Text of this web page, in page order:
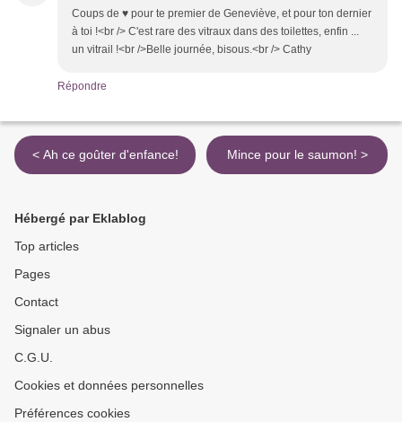
Coups de ♥ pour te premier de Geneviève, et pour ton dernier
à toi !<br /> C'est rare des vitraux dans des toilettes, enfin ...
un vitrail !<br /> ​Belle journée, bisous.<br /> Cathy
Répondre
< Ah ce goûter d'enfance! Mince pour le saumon! >
Hébergé par Eklablog
Top articles
Pages
Contact
Signaler un abus
C.G.U.
Cookies et données personnelles
Préférences cookies